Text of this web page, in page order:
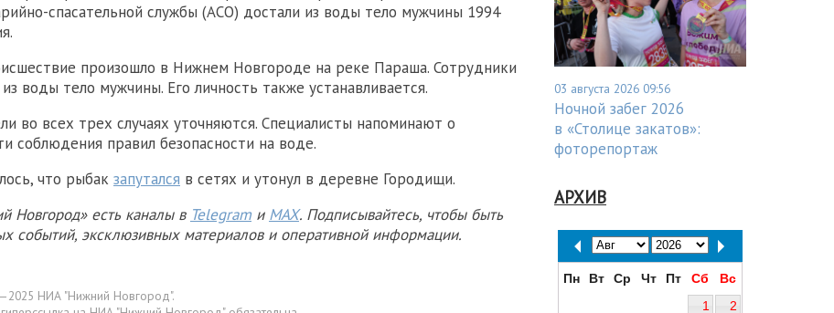
спасательной службы (АСО) достали из воды тело мужчины 1994
произошло в Нижнем Новгороде на реке Параша. Сотрудники
воды тело мужчины. Его личность также устанавливается.
во всех трех случаях уточняются. Специалисты напоминают о
соблюдения правил безопасности на воде.
что рыбак запутался в сетях и утонул в деревне Городищи.
Новгород» есть каналы в Telegram и MAX. Подписывайтесь, чтобы быть
событий, эксклюзивных материалов и оперативной информации.
НИА "Нижний Новгород".
03 августа 2026 09:56
Ночной забег 2026
в «Столице закатов»:
фоторепортаж
АРХИВ
Пн Вт Ср Чт Пт Сб
Вс
1
2